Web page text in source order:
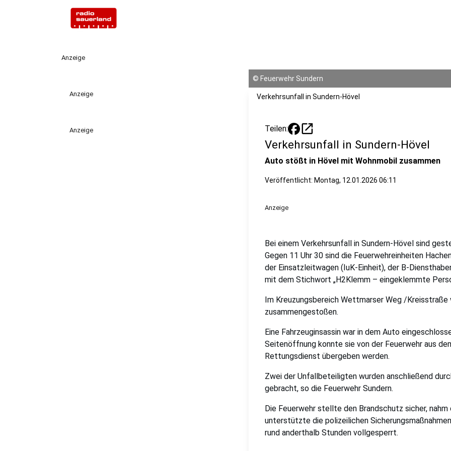
Anzeige
Anzeige
Anzeige
© Feuerwehr Sundern
Verkehrsunfall in Sundern-Hövel
Teilen: open_in_new
Verkehrsunfall in Sundern-Hövel
Auto stößt in Hövel mit Wohnmobil zusammen
Veröffentlicht: Montag, 12.01.2026 06:11
Anzeige
Bei einem Verkehrsunfall in Sundern-Hövel sind
Gegen 11 Uhr 30 sind die Feuerwehreinheiten
der Einsatzleitwagen (IuK-Einheit), der B-
mit dem Stichwort „H2Klemm – eingeklemmte
Im Kreuzungsbereich Wettmarser Weg /
zusammengestoßen.
Eine Fahrzeuginsassin war in dem Auto
Seitenöffnung konnte sie von der Feuerwehr aus
Rettungsdienst übergeben werden.
Zwei der Unfallbeteiligten wurden anschließend
gebracht, so die Feuerwehr Sundern.
Die Feuerwehr stellte den Brandschutz sicher,
unterstützte die polizeilichen
rund anderthalb Stunden vollgesperrt.